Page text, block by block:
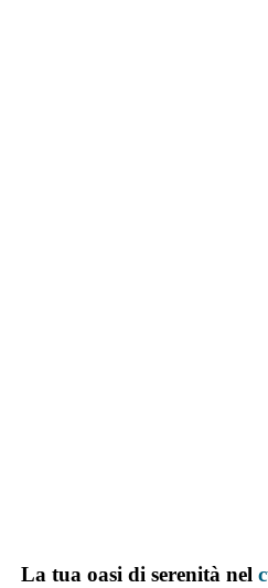
La tua oasi di serenità nel